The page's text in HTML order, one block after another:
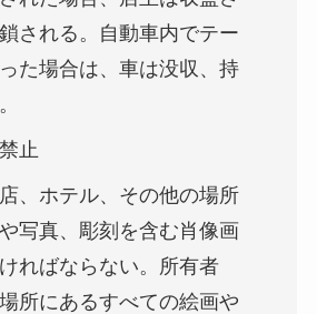
される。自動車内でテー
た場合は、車は没収、持
止
、ホテル、その他の場所
写真、彫刻を含む肖像画
ればならない。所有者
所にあるすべての絵画や